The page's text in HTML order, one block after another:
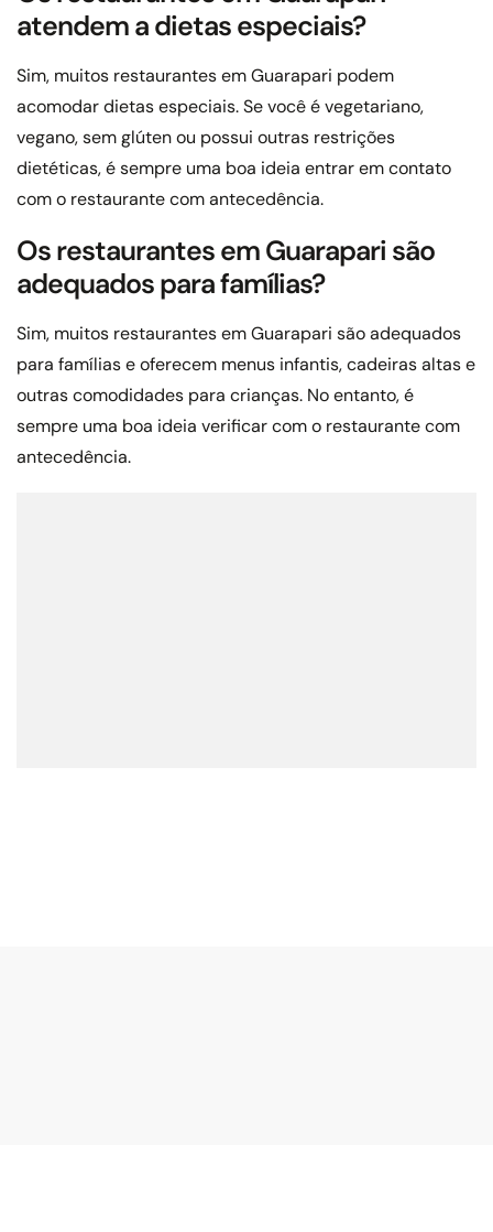
atendem a dietas especiais?
Sim, muitos restaurantes em Guarapari podem
acomodar dietas especiais. Se você é vegetariano,
vegano, sem glúten ou possui outras restrições
dietéticas, é sempre uma boa ideia entrar em contato
com o restaurante com antecedência.
Os restaurantes em Guarapari são
adequados para famílias?
Sim, muitos restaurantes em Guarapari são adequados
para famílias e oferecem menus infantis, cadeiras altas e
outras comodidades para crianças. No entanto, é
sempre uma boa ideia verificar com o restaurante com
antecedência.